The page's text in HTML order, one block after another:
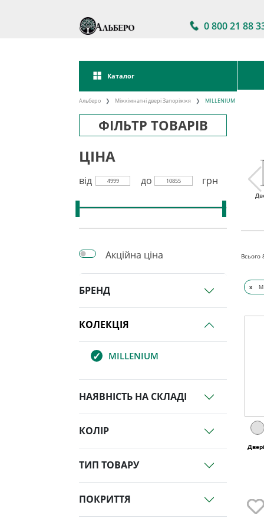
0 800 21 88
Каталог
Альберо Міжкімнатні двері Запоріжжя MILLENIUM
ФІЛЬТР ТОВАРІВ
ЦІНА
від 4999 до 10855 грн
Акційна ціна
БРЕНД
КОЛЕКЦІЯ
MILLENIUM
НАЯВНІСТЬ НА СКЛАДІ
КОЛІР
ТИП ТОВАРУ
ПОКРИТТЯ
наявності
міжкімнатні двері
Всього
x